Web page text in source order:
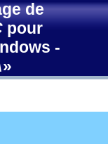
de
pour
-
»